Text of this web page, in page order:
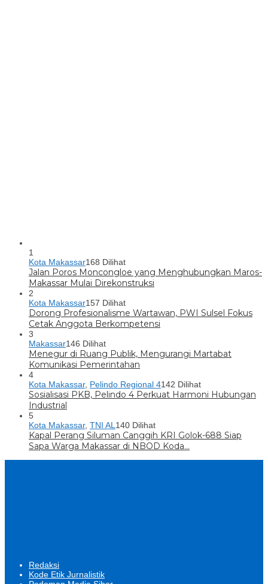
1
Kota Makassar168 Dilihat
Jalan Poros Moncongloe yang Menghubungkan Maros-
Makassar Mulai Direkonstruksi
2
Kota Makassar157 Dilihat
Dorong Profesionalisme Wartawan, PWI Sulsel Fokus
Cetak Anggota Berkompetensi
3
Makassar146 Dilihat
Menegur di Ruang Publik, Mengurangi Martabat
Komunikasi Pemerintahan
4
Kota Makassar, Pelindo Regional 4142 Dilihat
Sosialisasi PKB, Pelindo 4 Perkuat Harmoni Hubungan
Industrial
5
Kota Makassar, TNI AL 140 Dilihat
Kapal Perang Siluman Canggih KRI Golok-688 Siap
Sapa Warga Makassar di NBOD Koda…
Redaksi
Kode Etik Jurnalistik